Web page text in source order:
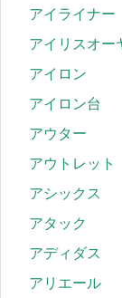
アイライナー
アイリスオー
アイロン
アイロン台
アウター
アウトレット
アシックス
アタック
アディダス
アリエール